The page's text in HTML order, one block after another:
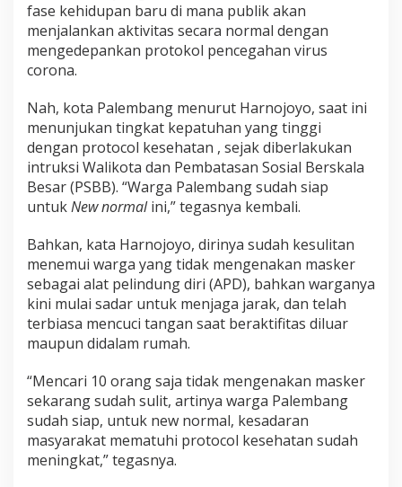
fase kehidupan baru di mana publik akan
menjalankan aktivitas secara normal dengan
mengedepankan protokol pencegahan virus
corona.
Nah, kota Palembang menurut Harnojoyo, saat ini
menunjukan tingkat kepatuhan yang tinggi
dengan protocol kesehatan , sejak diberlakukan
intruksi Walikota dan Pembatasan Sosial Berskala
Besar (PSBB). “Warga Palembang sudah siap
untukNew normalini,” tegasnya kembali.
Bahkan, kata Harnojoyo, dirinya sudah kesulitan
menemui warga yang tidak mengenakan masker
sebagai alat pelindung diri (APD), bahkan warganya
kini mulai sadar untuk menjaga jarak, dan telah
terbiasa mencuci tangan saat beraktifitas diluar
maupun didalam rumah.
“Mencari 10 orang saja tidak mengenakan masker
sekarang sudah sulit, artinya warga Palembang
sudah siap, untuk new normal, kesadaran
masyarakat mematuhi protocol kesehatan sudah
meningkat,” tegasnya.